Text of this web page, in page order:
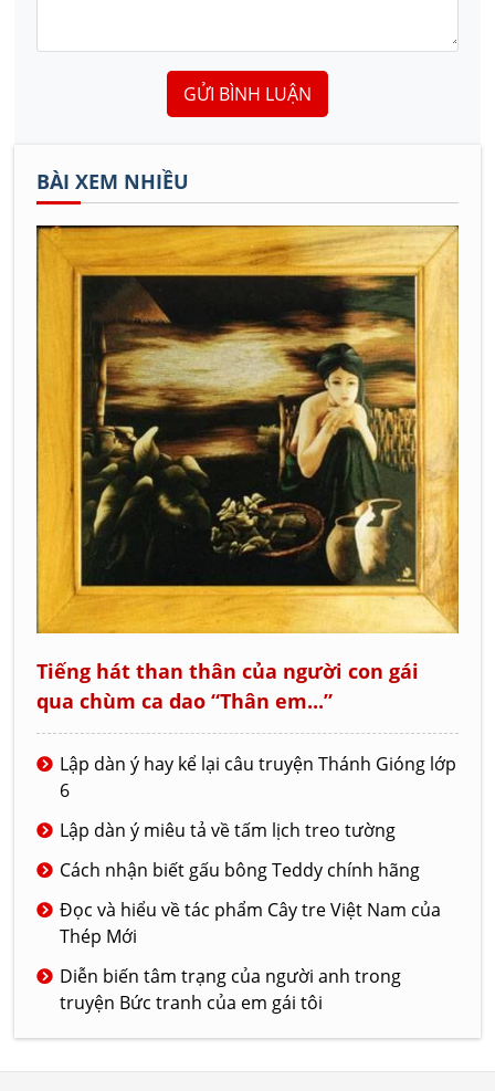
GỬI BÌNH LUẬN
BÀI XEM NHIỀU
Tiếng hát than thân của người con gái
qua chùm ca dao “Thân em...”
Lập dàn ý hay kể lại câu truyện Thánh Gióng lớp
6
Lập dàn ý miêu tả về tấm lịch treo tường
Cách nhận biết gấu bông Teddy chính hãng
Đọc và hiểu về tác phẩm Cây tre Việt Nam của
Thép Mới
Diễn biến tâm trạng của người anh trong
truyện Bức tranh của em gái tôi